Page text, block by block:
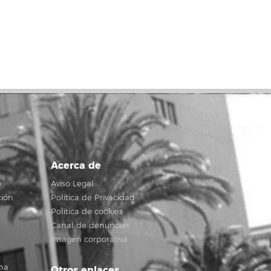
Acerca de
Aviso Legal
Política de Privacidad
Política de cookies
Canal de denuncias
Imagen corporativa